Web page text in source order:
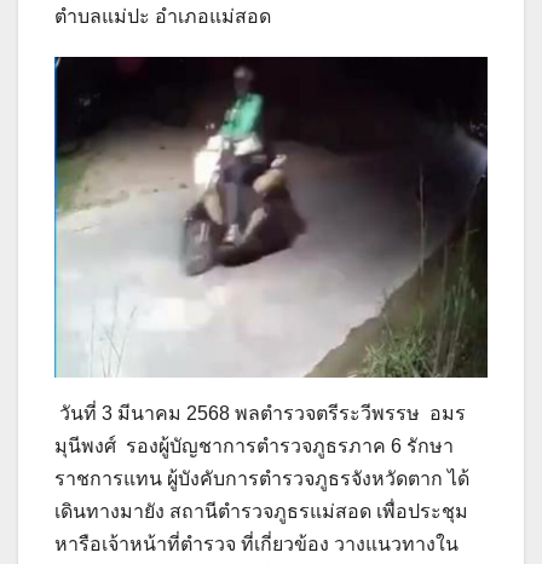
ตำบลแม่ปะ อำเภอแม่สอด
วันที่ 3 มีนาคม 2568 พลตำรวจตรีระวีพรรษ อมร
มุนีพงศ์ รองผู้บัญชาการตำรวจภูธรภาค 6 รักษา
ราชการแทน ผู้บังคับการตำรวจภูธรจังหวัดตาก ได้
เดินทางมายัง สถานีตำรวจภูธรแม่สอด เพื่อประชุม
หารือเจ้าหน้าที่ตำรวจ ที่เกี่ยวข้อง วางแนวทางใน